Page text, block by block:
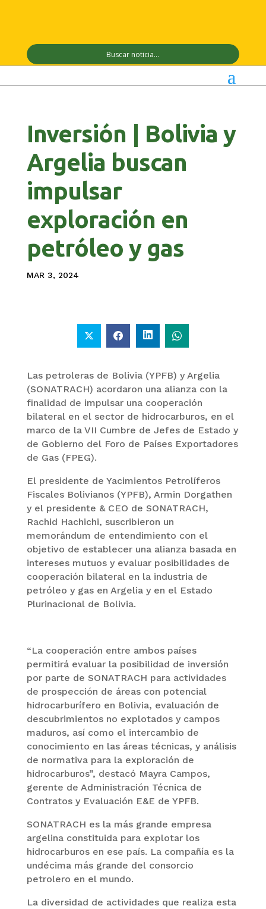
Inversión | Bolivia y
Argelia buscan
impulsar
exploración en
petróleo y gas
MAR 3, 2024
Las petroleras de Bolivia (YPFB) y Argelia
(SONATRACH) acordaron una alianza con la
finalidad de impulsar una cooperación
bilateral en el sector de hidrocarburos, en el
marco de la VII Cumbre de Jefes de Estado y
de Gobierno del Foro de Países Exportadores
de Gas (FPEG).
El presidente de Yacimientos Petrolíferos
Fiscales Bolivianos (YPFB), Armin Dorgathen
y el presidente & CEO de SONATRACH,
Rachid Hachichi, suscribieron un
memorándum de entendimiento con el
objetivo de establecer una alianza basada en
intereses mutuos y evaluar posibilidades de
cooperación bilateral en la industria de
petróleo y gas en Argelia y en el Estado
Plurinacional de Bolivia.
“La cooperación entre ambos países
permitirá evaluar la posibilidad de inversión
por parte de SONATRACH para actividades
de prospección de áreas con potencial
hidrocarburífero en Bolivia, evaluación de
descubrimientos no explotados y campos
maduros, así como el intercambio de
conocimiento en las áreas técnicas, y análisis
de normativa para la exploración de
hidrocarburos”, destacó Mayra Campos,
gerente de Administración Técnica de
Contratos y Evaluación E&E de YPFB.
SONATRACH es la más grande empresa
argelina constituida para explotar los
hidrocarburos en ese país. La compañía es la
undécima más grande del consorcio
petrolero en el mundo.
La diversidad de actividades que realiza esta